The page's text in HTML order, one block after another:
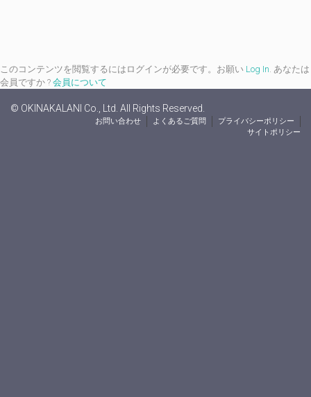
このコンテンツを閲覧するにはログインが必要です。お願い Log In. あなたは
会員ですか ? 会員について
© OKINAKALANI Co., Ltd. All Rights Reserved.
お問い合わせ よくあるご質問
プライバシーポリシー
サイトポリシー